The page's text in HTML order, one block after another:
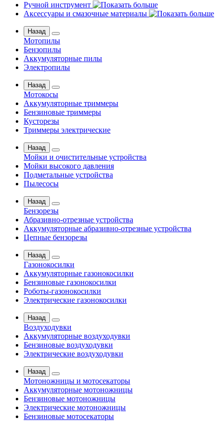
Ручной инструмент
Аксессуары и смазочные материалы
Назад
Мотопилы
Бензопилы
Аккумуляторные пилы
Электропилы
Назад
Мотокосы
Аккумуляторные триммеры
Бензиновые триммеры
Кусторезы
Триммеры электрические
Назад
Мойки и очистительные устройства
Мойки высокого давления
Подметальные устройства
Пылесосы
Назад
Бензорезы
Абразивно-отрезные устройства
Аккумуляторные абразивно-отрезные устройства
Цепные бензорезы
Назад
Газонокосилки
Аккумуляторные газонокосилки
Бензиновые газонокосилки
Роботы-газонокосилки
Электрические газонокосилки
Назад
Воздуходувки
Аккумуляторные воздуходувки
Бензиновые воздуходувки
Электрические воздуходувки
Назад
Мотоножницы и мотосекаторы
Аккумуляторные мотоножницы
Бензиновые мотоножницы
Электрические мотоножницы
Бензиновые мотосекаторы